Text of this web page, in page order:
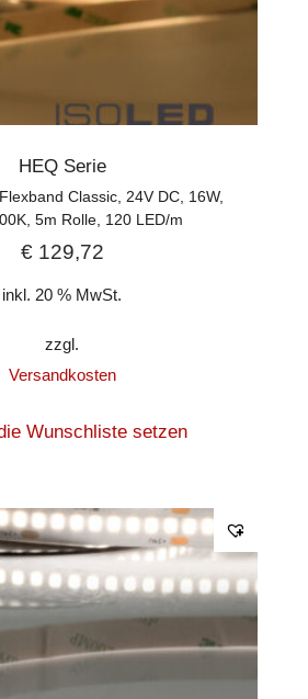
HEQ Serie
Classic, 24V DC, 16W,
5m Rolle, 120 LED/m
€129,72
inkl. 20 % MwSt.
zzgl.
Versandkosten
Wunschliste setzen